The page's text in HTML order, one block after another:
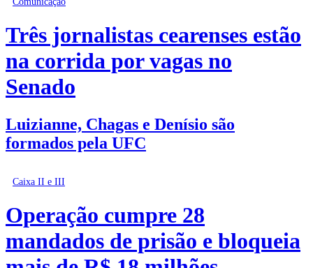
Três jornalistas cearenses estão
na corrida por vagas no
Senado
Luizianne, Chagas e Denísio são
formados pela UFC
Caixa II e III
Operação cumpre 28
mandados de prisão e bloqueia